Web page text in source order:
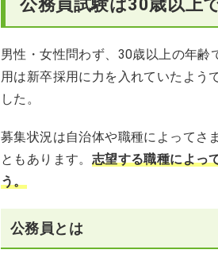
公務員だけでなく民間企業も視野に
30歳からの公務員試験に関するQ＆A
公務員試験は30歳以上
男性・女性問わず、30歳以上の年
用は新卒採用に力を入れていたよう
した。
募集状況は自治体や職種によってさ
ともあります。 志望する職種によっ
う。
公務員とは